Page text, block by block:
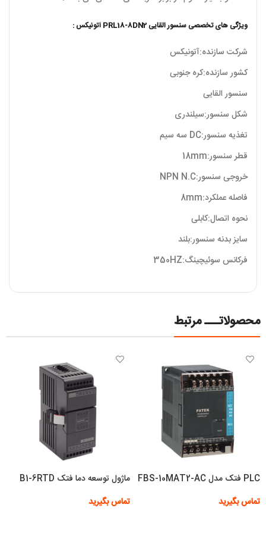
ویژگی های تخصصی سنسور القایی PRL18-8DN2 آتونیکس :
شرکت سازنده:آتونیکس
کشور سازنده:کره جنوبی
سنسور القایی
شکل سنسور:سیلندری
تغذیه سنسور:DC سه سیم
قطر سنسور:18mm
خروجی سنسور:NPN N.C
فاصله عملکرد:8mm
نحوه اتصال:کابلی
سایز بدنه سنسور:بلند
فرکانس سوئیچینگ:350HZ
محصولاتـــ مرتبط
PLC فتک مدل FBS-10MAT2-AC
تماس بگیرید
ماژول توسعه دما فتک B1-6RTD
تماس بگیرید